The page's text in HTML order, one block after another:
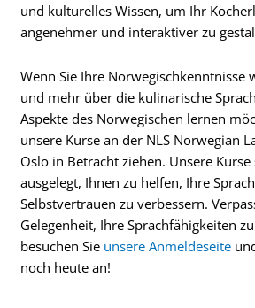
und kulturelles Wissen, um Ihr
angenehmer und interaktiver zu
Wenn Sie Ihre Norwegischkenntnisse
und mehr über die kulinarische
Aspekte des Norwegischen lernen
unsere Kurse an der NLS Norwegian
Oslo in Betracht ziehen. Unsere
ausgelegt, Ihnen zu helfen, Ihre
Selbstvertrauen zu verbessern.
Gelegenheit, Ihre Sprachfähigkeiten
besuchen Sie unsere Anmeldeseite
noch heute an!